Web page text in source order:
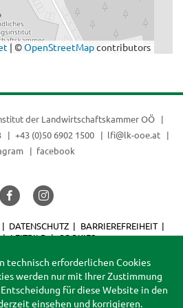
| ©OpenStreetMapcontributors
der Landwirtschaftskammer OÖ
+43 (0)50 6902 1500
lfi@lk-ooe.at
facebook
DATENSCHUTZ
BARRIEREFREIHEIT
LEITBILD COOKIES
technisch erforderlichen Cookies
werden nur mit Ihrer Zustimmung
für diese Website in den
einsehen und korrigieren.